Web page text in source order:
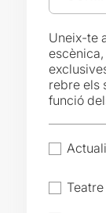
Uneix-te
rebre els
funció